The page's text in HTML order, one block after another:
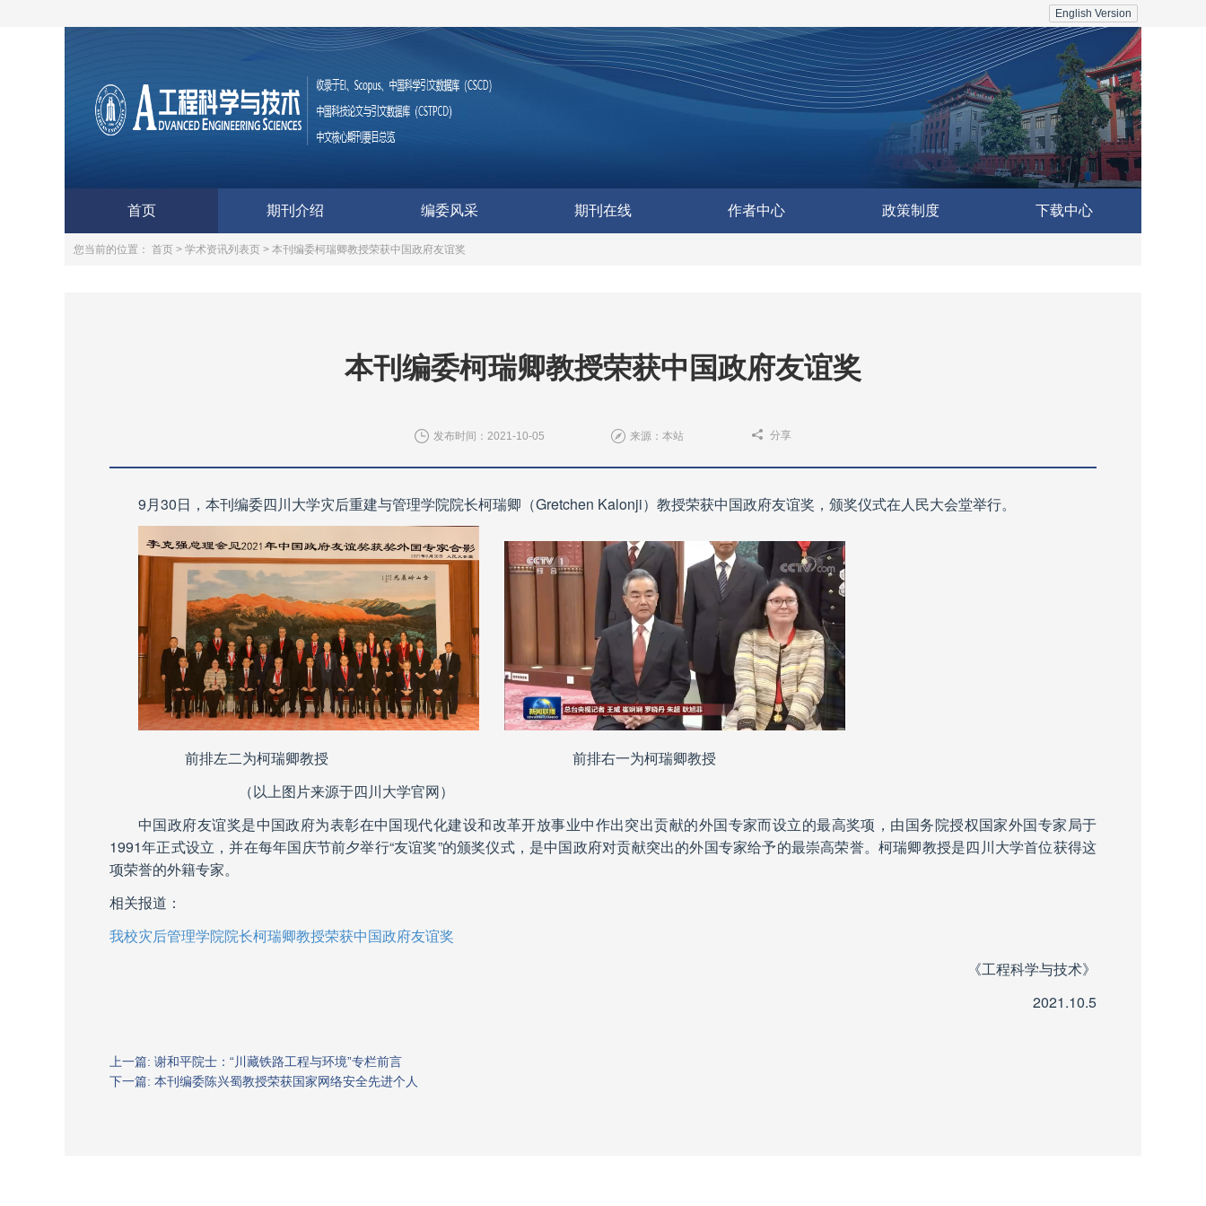
English Version
首页 期刊介绍 编委风采 期刊在线 作者中心 政策制度 下载中心
您当前的位置： 首页 > 学术资讯列表页 > 本刊编委柯瑞卿教授荣获中国政府友谊奖
本刊编委柯瑞卿教授荣获中国政府友谊奖
发布时间：2021-10-05 来源：本站 分享
9月30日，本刊编委四川大学灾后重建与管理学院院长柯瑞卿（Gretchen Kalonji）教授荣获中国政府友谊奖，颁奖仪式在人民大会堂举行。
前排左二为柯瑞卿教授
前排右一为柯瑞卿教授
（以上图片来源于四川大学官网）
中国政府友谊奖是中国政府为表彰在中国现代化建设和改革开放事业中作出突出贡献的外国专家而设立的最高奖项，由国务院授权国家外国专家局于
1991年正式设立，并在每年国庆节前夕举行“友谊奖”的颁奖仪式，是中国政府对贡献突出的外国专家给予的最崇高荣誉。柯瑞卿教授是四川大学首位获得这
项荣誉的外籍专家。
相关报道：
我校灾后管理学院院长柯瑞卿教授荣获中国政府友谊奖
《工程科学与技术》
2021.10.5
上一篇: 谢和平院士：“川藏铁路工程与环境”专栏前言
下一篇: 本刊编委陈兴蜀教授荣获国家网络安全先进个人